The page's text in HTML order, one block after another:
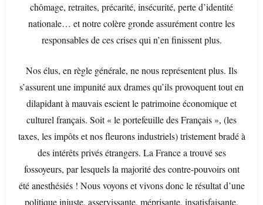
chômage, retraites, précarité, insécurité, perte d’identité
nationale… et notre colère gronde assurément contre les
responsables de ces crises qui n’en finissent plus.
Nos élus, en règle générale, ne nous représentent plus. Ils
s’assurent une impunité aux drames qu’ils provoquent tout en
dilapidant à mauvais escient le patrimoine économique et
culturel français. Soit « le portefeuille des Français », (les
taxes, les impôts et nos fleurons industriels) tristement bradé à
des intérêts privés étrangers. La France a trouvé ses
fossoyeurs, par lesquels la majorité des contre-pouvoirs ont
été anesthésiés ! Nous voyons et vivons donc le résultat d’une
politique injuste, asservissante, méprisante, insatisfaisante.